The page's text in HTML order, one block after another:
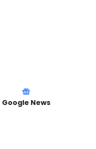
Google News